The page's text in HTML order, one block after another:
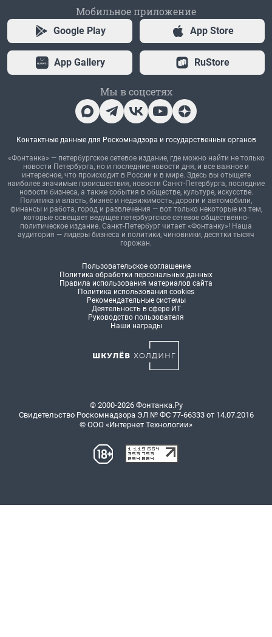
Мобильное приложение
Google Play App Store
App Gallery RuStore
Мы в соцсетях
Контактные данные для Роскомнадзора и государственных органов
«Фонтанка» — петербургское сетевое издание, где можно найти не только
новости Петербурга, но и последние новости дня, и все важное и
интересное, что происходит в России и в мире. Здесь вы отыщете
наиболее значимые происшествия, новости Санкт-Петербурга, последние
новости бизнеса, а также события в обществе, культуре, искусстве.
Политика и власть, бизнес и недвижимость, дороги и автомобили,
финансы и работа, город и развлечения — вот только некоторые из тем,
которые освещает ведущее петербургское сетевое общественно-
политическое издание. Санкт-Петербург читает «Фонтанку»! Наша
аудитория — лидеры бизнеса и политики, чиновники, десятки тысяч
горожан.
Пользовательское соглашение
Политика обработки персональных данных
Правила использования материалов сайта
Политика использования cookies
Рекомендательные системы
Деятельность в сфере ИТ
Руководство пользователя
Наши награды
© 2000-2026 Фонтанка.Ру
Свидетельство Роскомнадзора ЭЛ № ФС 77-66333 от 14.07.2016
© ООО «Интернет Технологии»